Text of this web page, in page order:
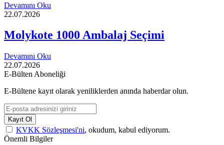
Devamını Oku
22.07.2026
Molykote 1000 Ambalaj Seçimi
Devamını Oku
22.07.2026
E-Bülten Aboneliği
E-Bültene kayıt olarak yeniliklerden anında haberdar olun.
Kayıt Ol
KVKK Sözleşmesi'ni, okudum, kabul ediyorum.
Önemli Bilgiler